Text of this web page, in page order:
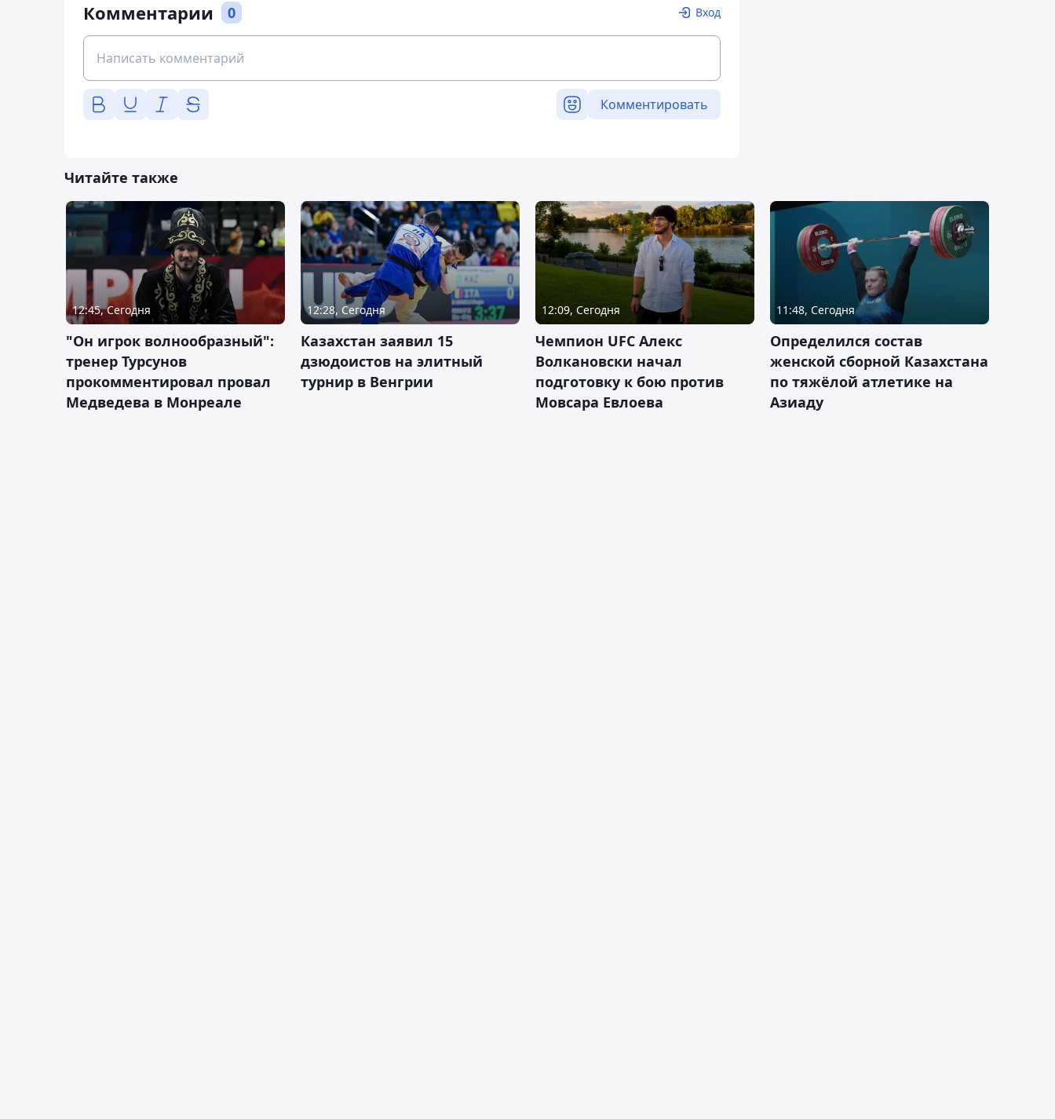
Комментарии 0 Вход
Комментировать
Читайте также
12:45, Сегодня
"Он игрок волнообразный":
тренер Турсунов
прокомментировал провал
Медведева в Монреале
12:28, Сегодня
Казахстан заявил 15
дзюдоистов на элитный
турнир в Венгрии
12:09, Сегодня
Чемпион UFC Алекс
Волкановски начал
подготовку к бою против
Мовсара Евлоева
11:48, Сегодня
Определился состав
женской сборной Казахстана
по тяжёлой атлетике на
Азиаду